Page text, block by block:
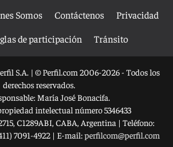
Somos Contáctenos
Privacidad
de participación Tránsito
S.A. | © Perfil.com 2006-2026 - Todos los
derechos reservados.
María José Bonacifa.
intelectual número 5346433
, C1289ABI, CABA, Argentina | Teléfono:
7091-4922| E-mail:perfilcom@perfil.com